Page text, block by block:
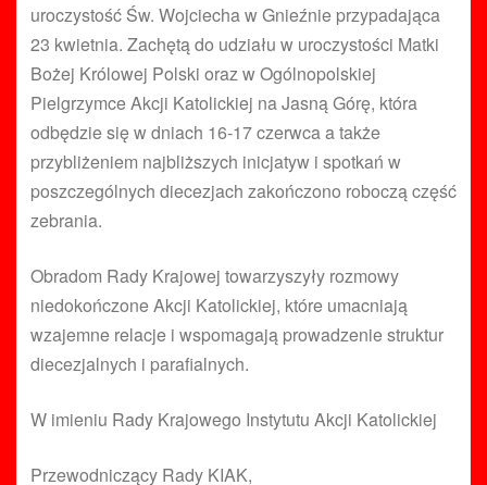
uroczystość Św. Wojciecha w Gnieźnie przypadająca
23 kwietnia. Zachętą do udziału w uroczystości Matki
Bożej Królowej Polski oraz w Ogólnopolskiej
Pielgrzymce Akcji Katolickiej na Jasną Górę, która
odbędzie się w dniach 16-17 czerwca a także
przybliżeniem najbliższych inicjatyw i spotkań w
poszczególnych diecezjach zakończono roboczą część
zebrania.
Obradom Rady Krajowej towarzyszyły rozmowy
niedokończone Akcji Katolickiej, które umacniają
wzajemne relacje i wspomagają prowadzenie struktur
diecezjalnych i parafialnych.
W imieniu Rady Krajowego Instytutu Akcji Katolickiej
Przewodniczący Rady KIAK,